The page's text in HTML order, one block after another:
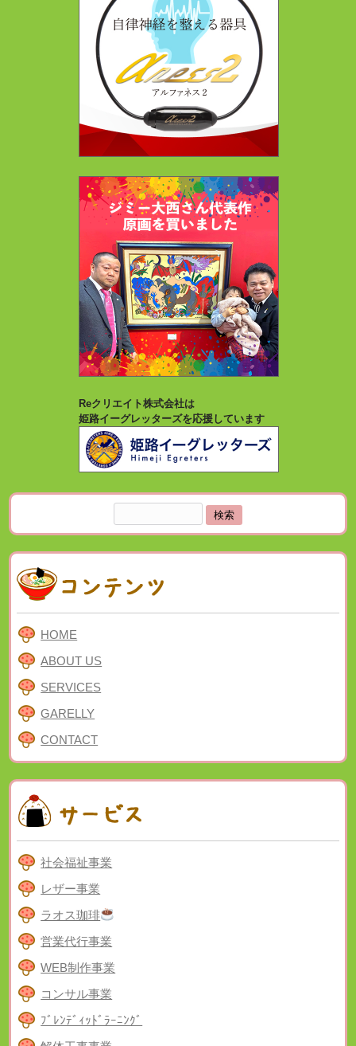
Reクリエイト株式会社は
姫路イーグレッターズを応援しています
索:
HOME
ABOUT US
SERVICES
GARELLY
CONTACT
社会福祉事業
レザー事業
ラオス珈琲
営業代行事業
WEB制作事業
コンサル事業
ﾌﾞﾚﾝﾃﾞｨｯﾄﾞﾗｰﾆﾝｸﾞ